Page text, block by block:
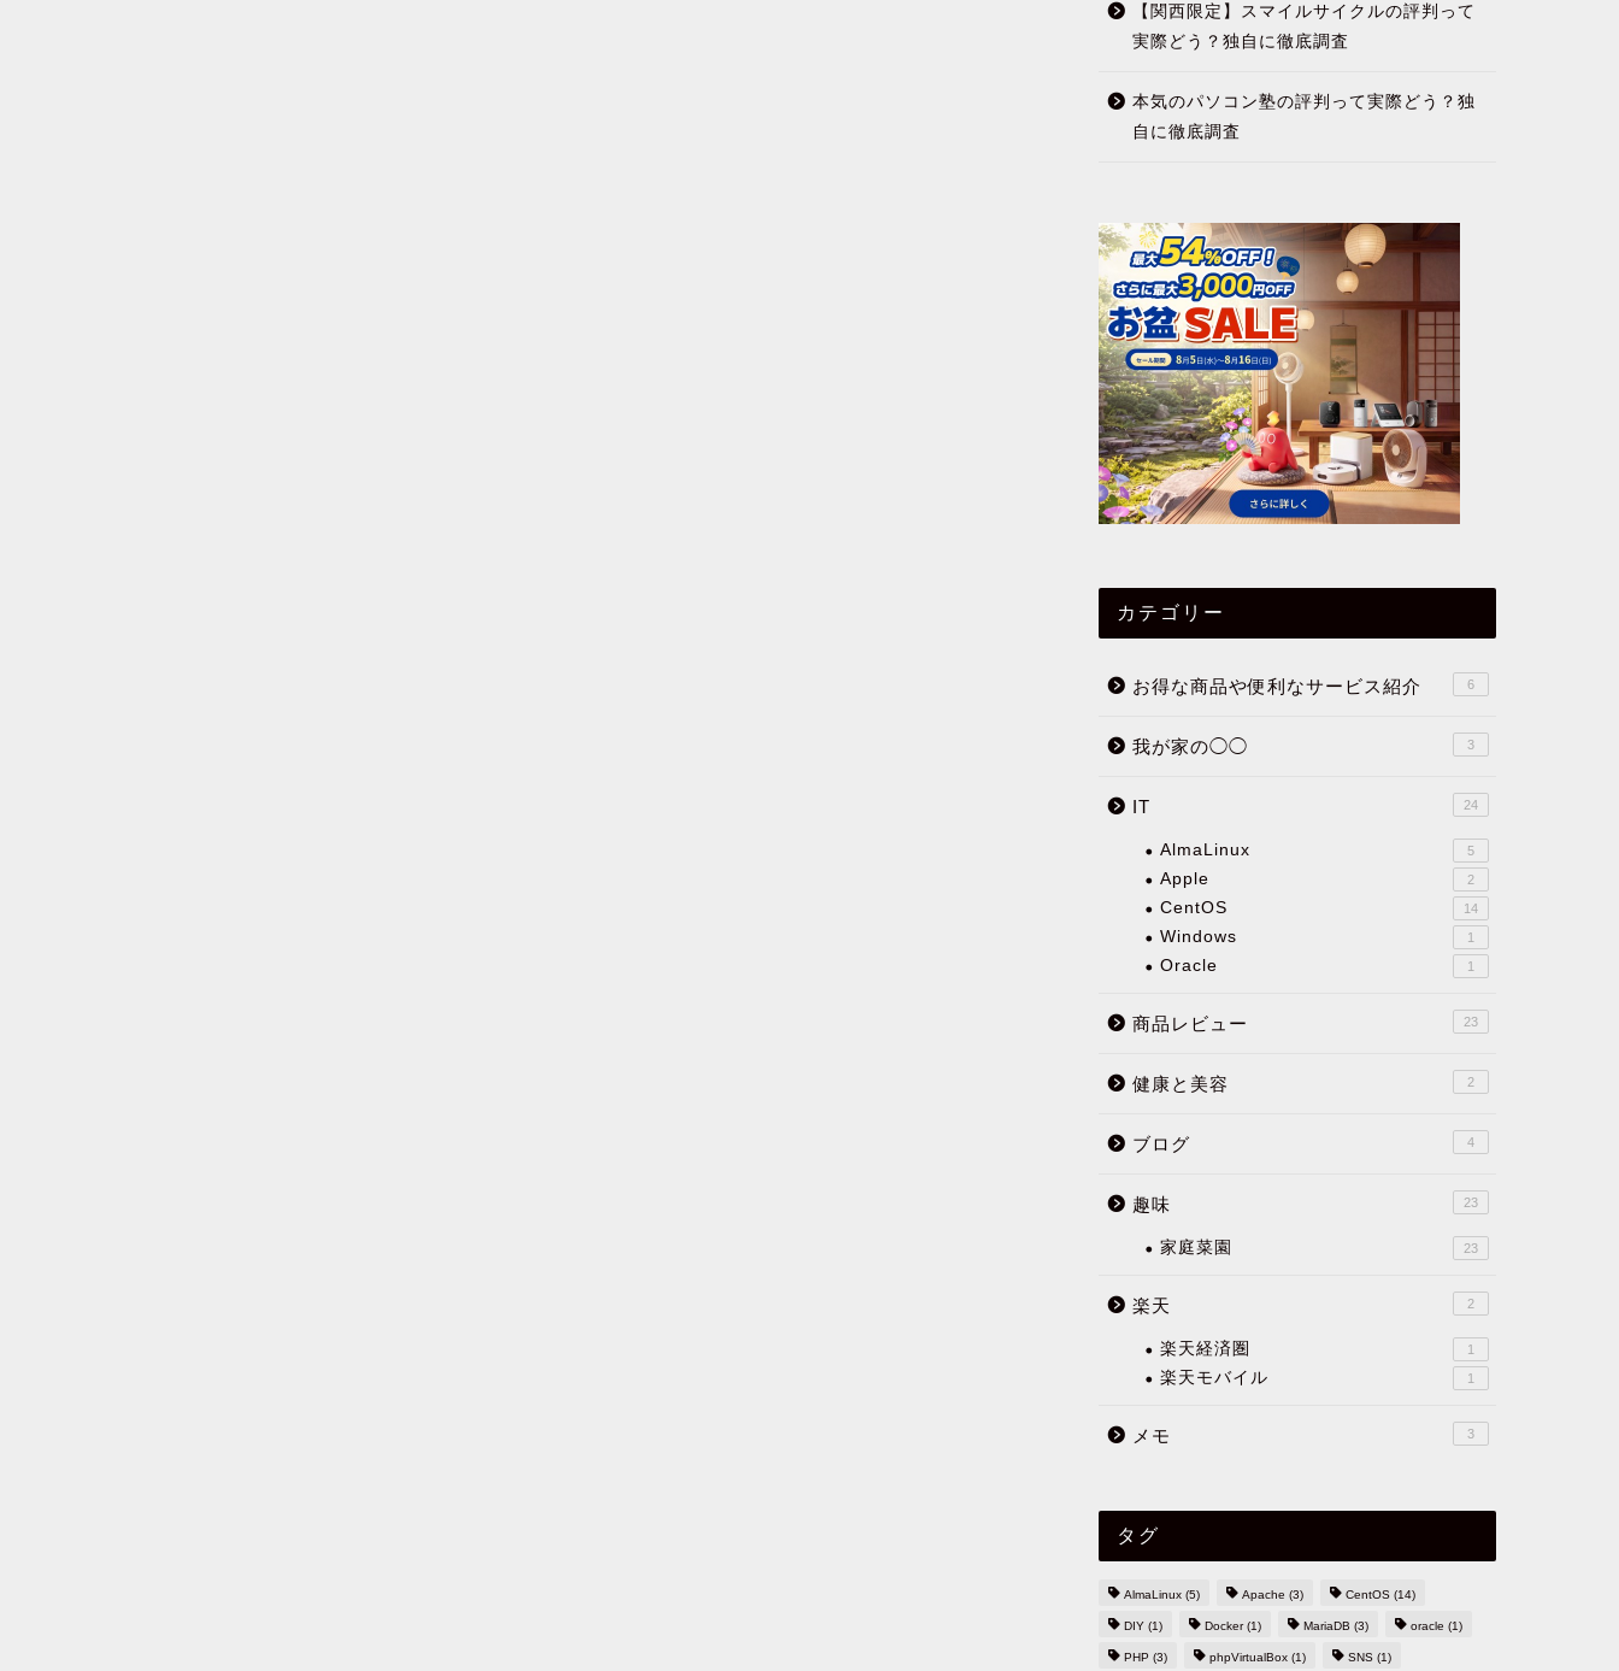
【関西限定】スマイルサイクルの評判って
実際どう？独自に徹底調査
本気のパソコン塾の評判って実際どう？独
自に徹底調査
カテゴリー
お得な商品や便利なサービス紹介 6
我が家の◯◯ 3
IT 24
AlmaLinux 5
Apple 2
CentOS 14
Windows 1
Oracle 1
商品レビュー 23
健康と美容 2
ブログ 4
趣味 23
家庭菜園 23
楽天 2
楽天経済圏 1
楽天モバイル 1
メモ 3
タグ
AlmaLinux(5) Apache (3) CentOS(14)
DIY(1) Docker(1) MariaDB (3) oracle (1)
PHP (3) phpVirtualBox(1) SNS(1)